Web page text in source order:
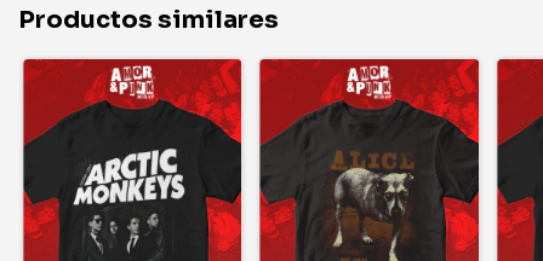
Productos similares